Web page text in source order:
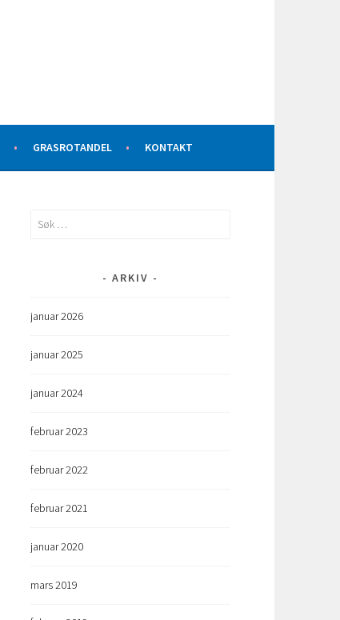
GRASROTANDEL KONTAKT
Søk
ARKIV
januar 2026
januar 2025
januar 2024
februar 2023
februar 2022
februar 2021
januar 2020
mars 2019